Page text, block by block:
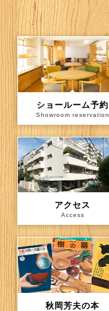
ショールーム予約
Showroom reservation
アクセス
Access
秋岡芳夫の本